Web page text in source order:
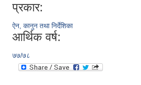
प्रकार:
ऐन, कानुन तथा निर्देशिका
आर्थिक वर्ष:
७७/७८